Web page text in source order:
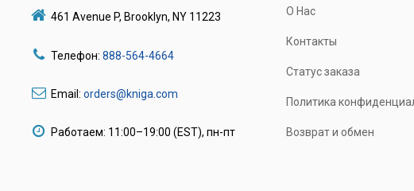
461 Avenue P, Brooklyn, NY 11223
Телефон: 888-564-4664
Email: orders@kniga.com
Работаем: 11:00–19:00 (EST), пн-пт
О Нас
Контакты
Статус заказа
Политика
Возврат и обмен